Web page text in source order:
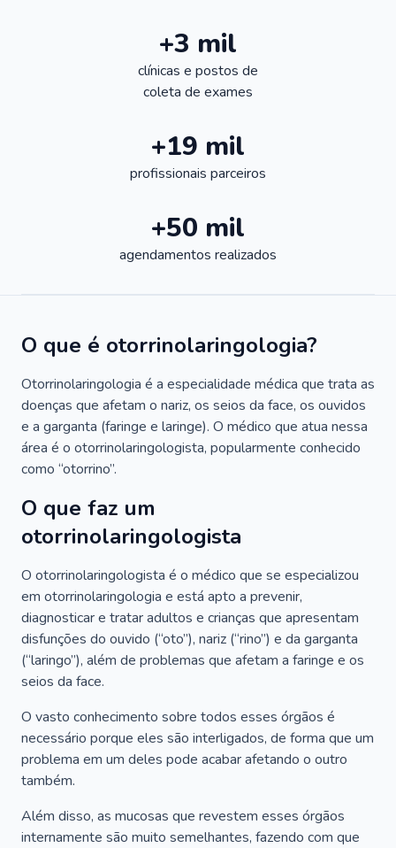
+3 mil
clínicas e postos de
coleta de exames
+19 mil
profissionais parceiros
+50 mil
agendamentos realizados
O que é otorrinolaringologia?
Otorrinolaringologia é a especialidade médica que trata as
doenças que afetam o nariz, os seios da face, os ouvidos
e a garganta (faringe e laringe). O médico que atua nessa
área é o otorrinolaringologista, popularmente conhecido
como “otorrino”.
O que faz um
otorrinolaringologista
O otorrinolaringologista é o médico que se especializou
em otorrinolaringologia e está apto a prevenir,
diagnosticar e tratar adultos e crianças que apresentam
disfunções do ouvido (“oto”), nariz (“rino”) e da garganta
(“laringo”), além de problemas que afetam a faringe e os
seios da face.
O vasto conhecimento sobre todos esses órgãos é
necessário porque eles são interligados, de forma que um
problema em um deles pode acabar afetando o outro
também.
Além disso, as mucosas que revestem esses órgãos
internamente são muito semelhantes, fazendo com que